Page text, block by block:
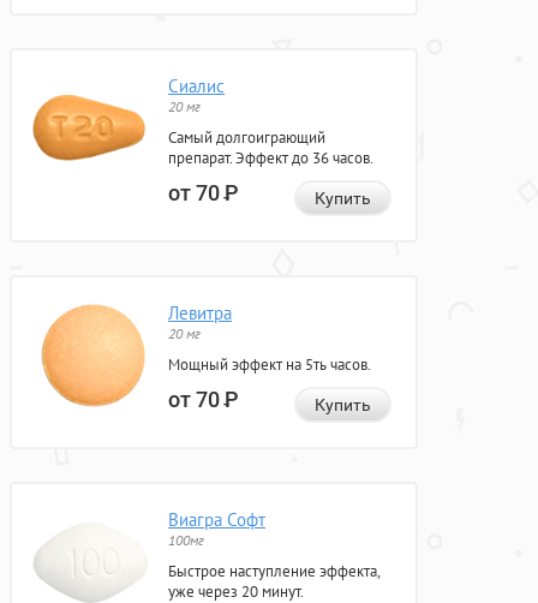
Сиалис
20 мг
Самый долгоиграющий
препарат. Эффект до 36 часов.
от 70Р Купить
Левитра
20 мг
Мощный эффект на 5ть часов.
от 70Р Купить
Виагра Софт
100мг
Быстрое наступление эффекта,
уже через 20 минут.